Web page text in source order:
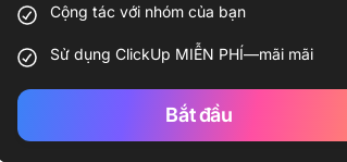
Cộng tác với nhóm của bạn
Sử dụng ClickUp MIỄN PHÍ—mãi mãi
Bắt đầu